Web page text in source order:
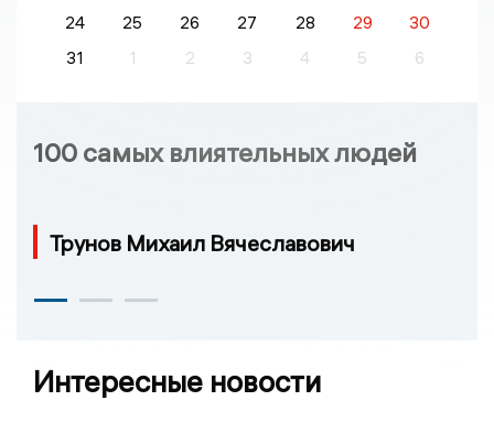
24
25 26 27 28 29
30
31
1 2 3 4 5 6
100 самых влиятельных людей
Трунов Михаил Вячеславович
Интересные новости